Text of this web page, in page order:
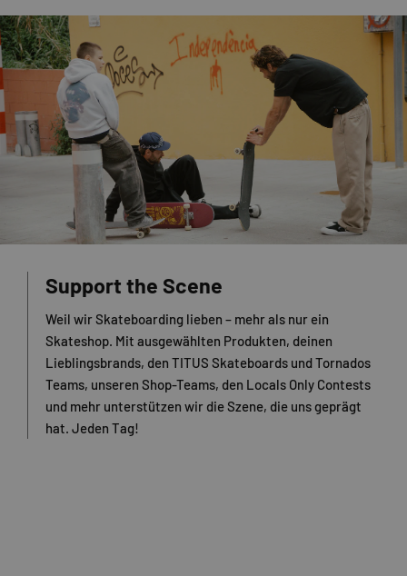
Support the Scene
Weil wir Skateboarding lieben – mehr als nur ein
Skateshop. Mit ausgewählten Produkten, deinen
Lieblingsbrands, den TITUS Skateboards und Tornados
Teams, unseren Shop-Teams, den Locals Only Contests
und mehr unterstützen wir die Szene, die uns geprägt
hat. Jeden Tag!